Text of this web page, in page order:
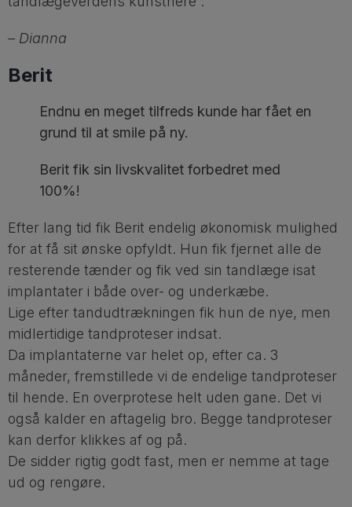
– Dianna
Berit
Endnu en meget tilfreds kunde har fået en
grund til at smile på ny.
Berit fik sin livskvalitet forbedret med
100%!
Efter lang tid fik Berit endelig økonomisk mulighed
for at få sit ønske opfyldt. Hun fik fjernet alle de
resterende tænder og fik ved sin tandlæge isat
implantater i både over- og underkæbe.
Lige efter tandudtrækningen fik hun de nye, men
midlertidige tandproteser indsat.
Da implantaterne var helet op, efter ca. 3
måneder, fremstillede vi de endelige tandproteser
til hende. En overprotese helt uden gane. Det vi
også kalder en aftagelig bro. Begge tandproteser
kan derfor klikkes af og på.
De sidder rigtig godt fast, men er nemme at tage
ud og rengøre.